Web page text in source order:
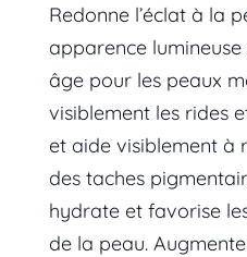
Redonne l’éclat à la
apparence lumineuse
âge pour les peaux
visiblement les rides
et aide visiblement à
des taches
hydrate et favorise
de la peau.